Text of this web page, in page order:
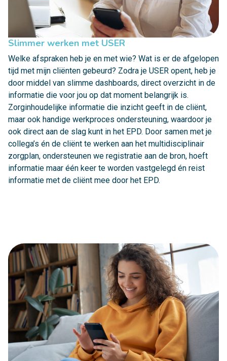
Slimmer werken met USER
Welke afspraken heb je en met wie? Wat is er de afgelopen
tijd met mijn cliënten gebeurd? Zodra je USER opent, heb je
door middel van slimme dashboards, direct overzicht in de
informatie die voor jou op dat moment belangrijk is.
Zorginhoudelijke informatie die inzicht geeft in de cliënt,
maar ook handige werkproces ondersteuning, waardoor je
ook direct aan de slag kunt in het EPD. Door samen met je
collega’s én de cliënt te werken aan het multidisciplinair
zorgplan, ondersteunen we registratie aan de bron, hoeft
informatie maar één keer te worden vastgelegd én reist
informatie met de cliënt mee door het EPD.